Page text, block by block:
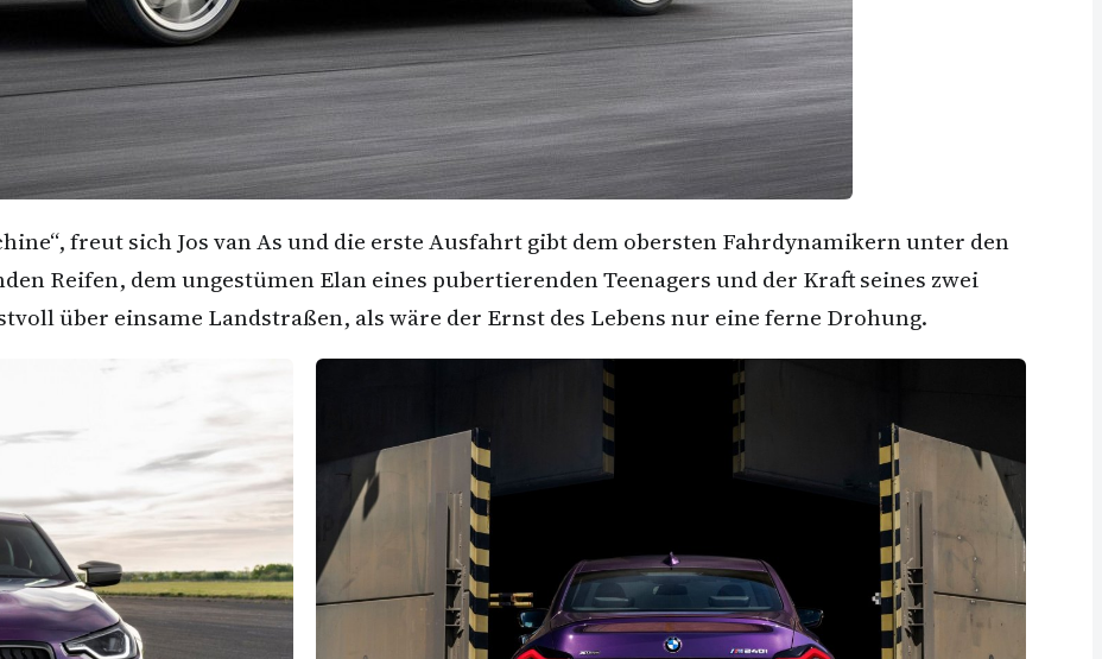
freut sich Jos van As und die erste Ausfahrt gibt dem obersten Fahrdynamikern unter den
Reifen, dem ungestümen Elan eines pubertierenden Teenagers und der Kraft seines zwei
über einsame Landstraßen, als wäre der Ernst des Lebens nur eine ferne Drohung.